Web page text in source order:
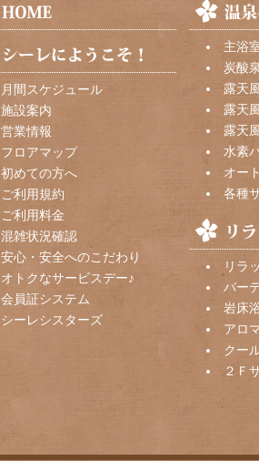
月間スケジュール
施設案内
営業情報
フロアマップ
初めての方へ
ご利用規約
ご利用料金
混雑状況確認
安心・安全へのこだわり
オトクなサービスデー♪
会員証システム
シーレシスターズ
主浴
炭酸泉
露天
露天
露天
水素
オー
各種
リラ
バー
岩床
アロ
クー
２Ｆ